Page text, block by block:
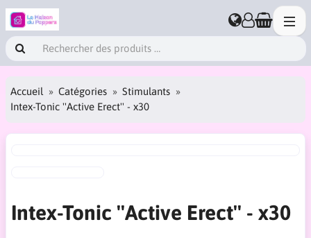
Accueil Catégories
Stimulants
Intex-Tonic ''Active Erect'' - x30
Intex-Tonic ''Active Erect'' - x30